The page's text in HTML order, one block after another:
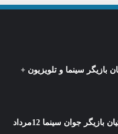
بازیگر سینما و تلویزیون +
درگذشت مریم همتیان بازیگر جوان سینما 12مرداد